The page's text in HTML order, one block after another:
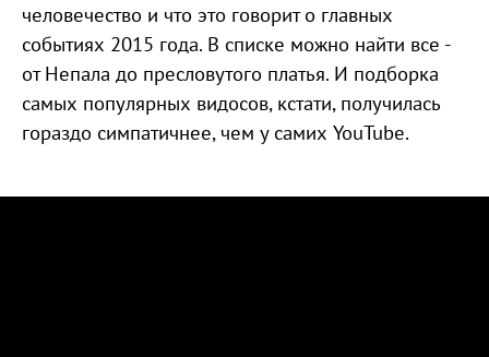
человечество и что это говорит о главных
событиях 2015 года. В списке можно найти все -
от Непала до пресловутого платья. И подборка
самых популярных видосов, кстати, получилась
гораздо симпатичнее, чем у самих YouTube.